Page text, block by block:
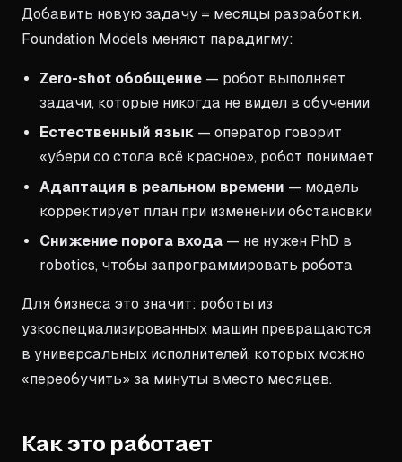
Добавить новую задачу = месяцы разработки.
Foundation Models меняют парадигму:
Zero-shot обобщение — робот выполняет
задачи, которые никогда не видел в обучении
Естественный язык — оператор говорит
«убери со стола всё красное», робот понимает
Адаптация в реальном времени — модель
корректирует план при изменении обстановки
Снижение порога входа — не нужен PhD в
robotics, чтобы запрограммировать робота
Для бизнеса это значит: роботы из
узкоспециализированных машин превращаются
в универсальных исполнителей, которых можно
«переобучить» за минуты вместо месяцев.
Как это работает